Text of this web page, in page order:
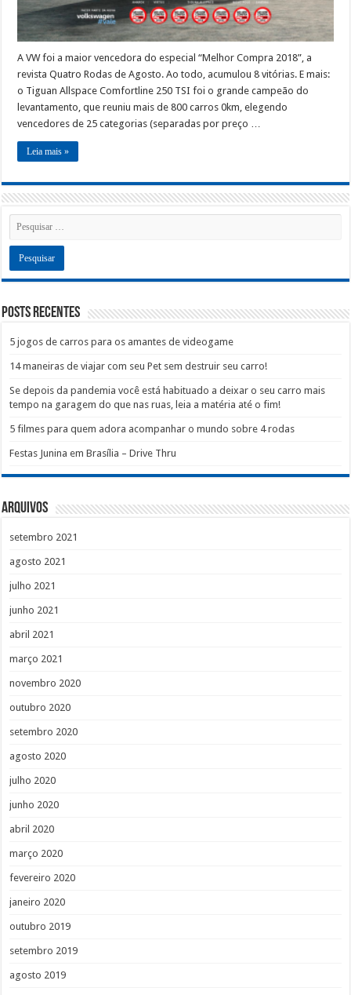
A VW foi a maior vencedora do especial “Melhor Compra 2018”, a
revista Quatro Rodas de Agosto. Ao todo, acumulou 8 vitórias. E mais:
o Tiguan Allspace Comfortline 250 TSI foi o grande campeão do
levantamento, que reuniu mais de 800 carros 0km, elegendo
vencedores de 25 categorias (separadas por preço …
Leia mais »
Posts recentes
5 jogos de carros para os amantes de videogame
14 maneiras de viajar com seu Pet sem destruir seu carro!
Se depois da pandemia você está habituado a deixar o seu carro mais
tempo na garagem do que nas ruas, leia a matéria até o fim!
5 filmes para quem adora acompanhar o mundo sobre 4 rodas
Festas Junina em Brasília – Drive Thru
Arquivos
setembro 2021
agosto 2021
julho 2021
junho 2021
abril 2021
março 2021
novembro 2020
outubro 2020
setembro 2020
agosto 2020
julho 2020
junho 2020
abril 2020
março 2020
fevereiro 2020
janeiro 2020
outubro 2019
setembro 2019
agosto 2019